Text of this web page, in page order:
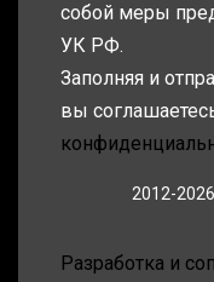
собой меры
УК РФ.
Заполняя и
вы
2012-
Разработка и